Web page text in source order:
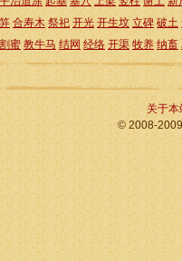
合寿木 祭祀 开光 开生坟 立碑 破土
割蜜 教牛马 结网 经络 开渠 牧养 纳畜
关于本
© 2008-